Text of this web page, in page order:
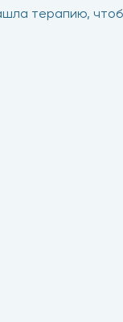
терапию,